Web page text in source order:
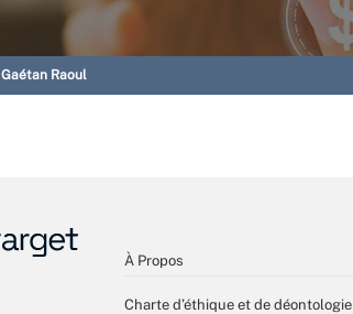
Gaétan Raoul
À Propos
Charte d’éthique et de déontologie